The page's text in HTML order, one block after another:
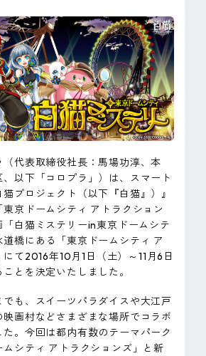
代表取締役社長：馬場功淳、本
以下「コロプラ」）は、スマート
プロジェクト（以下『白猫』）』
東京ドームシティ アトラクション
「白猫ミステリーin東京ドームシテ
道橋にある「東京ドームシティ ア
にて2016年10月1日（土）～11月6日
ことを決定いたしました。
でも、スイーツパラダイスや大江戸
画村などさまざまな場所でコラボ
。今回は都内有数のテーマパーク
ムシティ アトラクションズ」と新